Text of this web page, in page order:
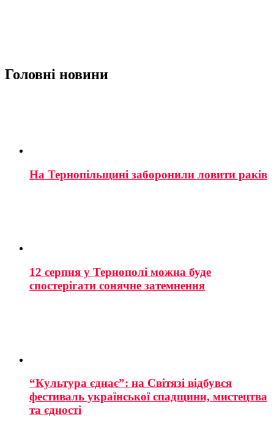
Головні новини
На Тернопільщині заборонили ловити раків
12 серпня у Тернополі можна буде
спостерігати сонячне затемнення
“Культура єднає”: на Світязі відбувся
фестиваль української спадщини, мистецтва
та єдності